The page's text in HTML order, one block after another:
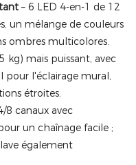
– 6 LED 4-en-1 de 12
un mélange de couleurs
ombres multicolores.
kg) mais puissant, avec
pour l'éclairage mural,
étroites.
8 canaux avec
un chaînage facile ;
également